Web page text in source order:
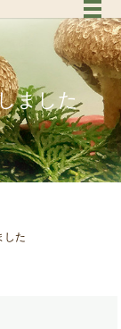
メ
ました
した